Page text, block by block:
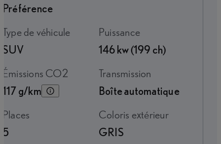
Préférence
Type de véhicule
SUV
Puissance
146 kw (199 ch)
Émissions CO2
117 g/km
Transmission
Boîte automatique
Places
5
Coloris extérieur
GRIS